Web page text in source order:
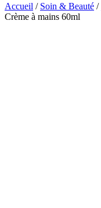
Accueil / Soin & Beauté /
Crème à mains 60ml